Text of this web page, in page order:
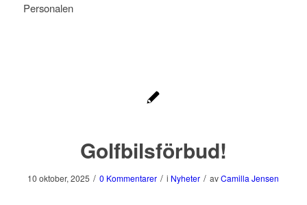
Personalen
Golfbilsförbud!
10 oktober, 2025 / 0 Kommentarer / i Nyheter / avCamilla Jensen